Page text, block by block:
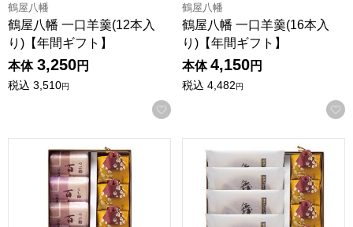
鶴屋八幡
鶴屋八幡 一口羊羹(12本入
り)【年間ギフト】
本体 3,250円
税込 3,510円
お気に入りに登録する
鶴屋八幡
鶴屋八幡 一口羊羹(16本入
り)【年間ギフト】
本体 4,150円
税込 4,482円
鶴屋八幡 和菓子詰合せ(百楽(粒)×3(こし)×2 さつま大納言×5)
鶴屋八幡 和菓子詰合せ(舞鶴